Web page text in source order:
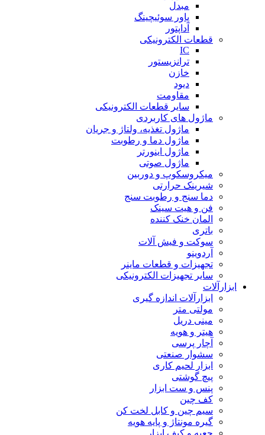
مبدل
پاور سوئیچینگ
آداپتور
قطعات الکترونیکی
IC
ترانزیستور
خازن
دیود
مقاومت
سایر قطعات الکترونیکی
ماژول های کاربردی
ماژول تغذیه، ولتاژ و جریان
ماژول دما و رطوبت
ماژول اینورتر
ماژول صوتی
میکروسکوپ و دوربین
شیرینک حرارتی
دما سنج و رطوبت سنج
فن و هیت سینک
المان خنک کننده
باتری
سوکت و فیش آلات
آردوینو
تجهیزات و قطعات ماینر
سایر تجهیزات الکترونیکی
ابزارآلات
ابزارآلات اندازه گیری
مولتی متر
مینی دریل
هیتر و هویه
آچار پرسی
سشوار صنعتی
ابزار لحیم کاری
پیچ گوشتی
پنس و ست ابزار
کف چین
سیم چین و کابل لخت کن
گیره مونتاژ و پایه هویه
جعبه و کیف ابزار